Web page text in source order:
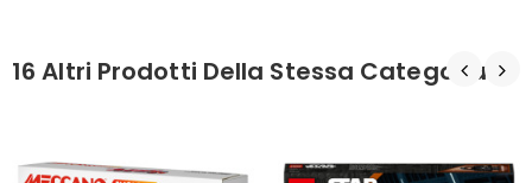
16 Altri Prodotti Della Stessa Categoria: